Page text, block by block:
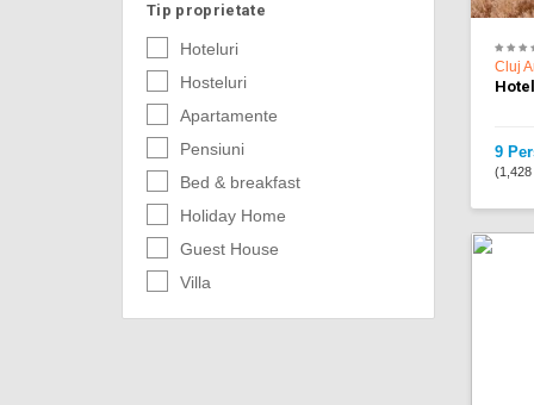
Tip proprietate
Hoteluri
Hosteluri
Apartamente
Pensiuni
Bed & breakfast
Holiday Home
Guest House
Villa
Cluj
9